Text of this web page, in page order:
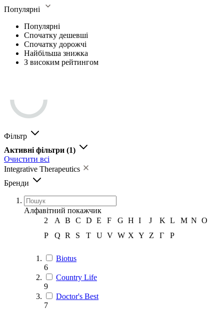
Популярні
Популярні
Спочатку дешевші
Спочатку дорожчі
Найбільша знижка
З високим рейтингом
Фільтр
Активні фільтри (1)
Очистити всі
Integrative Therapeutics
Бренди
Алфавітний покажчик
2
A B C D E F G H I J K L M N O
P
Q R S T U V W X Y Z Г Р
Biotus
6
Country Life
9
Doctor's Best
7